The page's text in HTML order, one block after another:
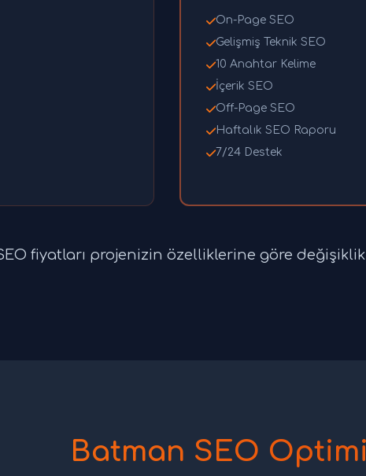
On-Page SEO
Gelişmiş Teknik SEO
10 Anahtar Kelime
İçerik SEO
Off-Page SEO
Haftalık SEO Raporu
7/24 Destek
fiyatları projenizin özelliklerine göre
Batman SEO